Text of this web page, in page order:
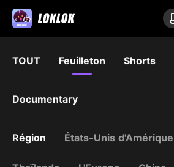
TOUT Feuilleton Shorts
Documentary
Région États-Unis d'Amérique